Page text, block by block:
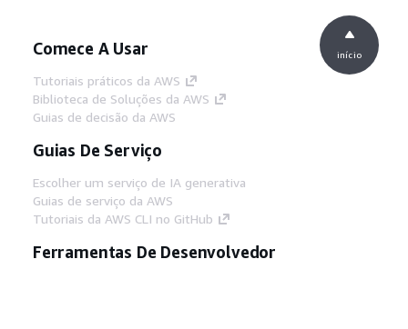
Comece A Usar
Tutoriais práticos da AWS
Biblioteca de Soluções da AWS
Guias de decisão da AWS
Guias De Serviço
Escolher um serviço de IA generativa
Guias de serviço da AWS
Tutoriais da AWS CLI no GitHub
Ferramentas De Desenvolvedor
início